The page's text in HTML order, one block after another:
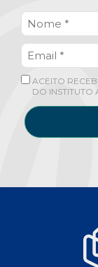
ACEITO
DO INSTITUTO